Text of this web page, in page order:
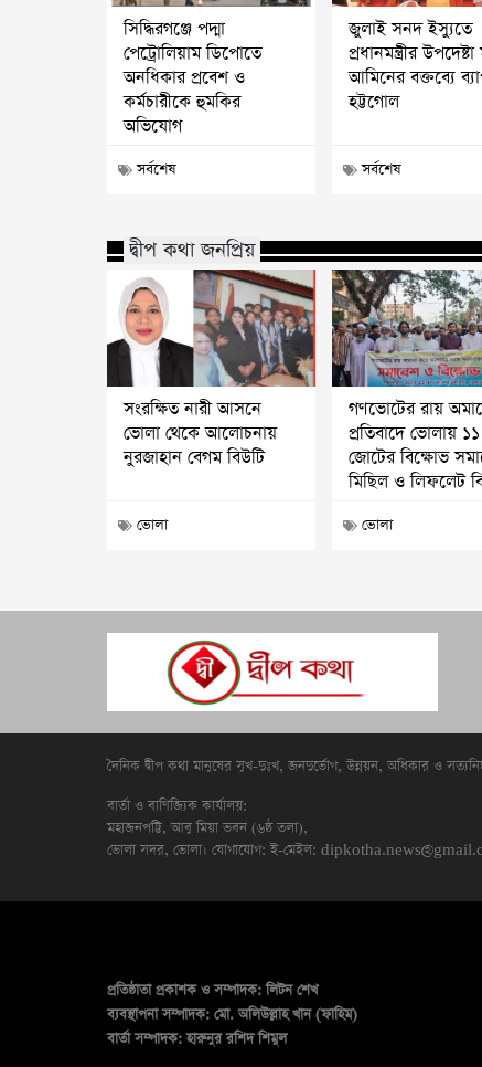
সিদ্ধিরগঞ্জে পদ্মা
পেট্রোলিয়াম ডিপোতে
অনধিকার প্রবেশ ও
কর্মচারীকে হুমকির
অভিযোগ
সর্বশেষ
জুলাই সনদ ইস্যুতে
প্রধানমন্ত্রীর
আমিনের বক্তব্যে
হট্টগোল
সর্বশেষ
দ্বীপ কথা জনপ্রিয়
সংরক্ষিত নারী আসনে
ভোলা থেকে আলোচনায়
নুরজাহান বেগম বিউটি
ভোলা
গণভোটের রায়
প্রতিবাদে ভোলায়
জোটের বিক্ষোভ
মিছিল ও লিফলেট
ভোলা
দৈনিক দ্বীপ কথা মানুষের সুখ-দুঃখ, জনদুর্ভোগ, উন্নয়ন, অধিকার ও
বার্তা ও বাণিজ্যিক কার্যালয়:
মহাজনপট্টি, আবু মিয়া ভবন (৬ষ্ঠ তলা),
ভোলা সদর, ভোলা। যোগাযোগ: ই-মেইল:
প্রতিষ্ঠাতা প্রকাশক ও সম্পাদক:লিটন শেখ
ব্যবস্থাপনা সম্পাদক: মো. অলিউল্লাহ খান (ফাহিম)
বার্তা সম্পাদক:হারুনুর রশিদ শিমুল